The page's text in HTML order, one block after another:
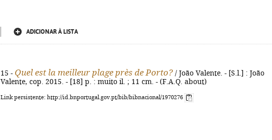
ADICIONAR À LISTA
15 - Quel est la meilleur plage près de Porto? / João Valente. - [S.l.] : João
Valente, cop. 2015. - [18] p. : muito il. ; 11 cm. - (F.A.Q. about)
Link persistente: http://id.bnportugal.gov.pt/bib/bibnacional/1970276